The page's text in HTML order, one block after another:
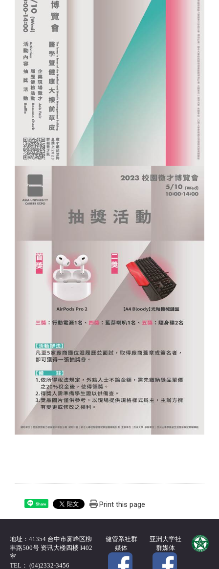
Share Print this page
地址：41354 台中市雾峰区柳
丰路500号 资讯大楼四楼 I402
室
TEL： (04)2332-3456
健管系社群
媒体
亚洲大学社
群媒体